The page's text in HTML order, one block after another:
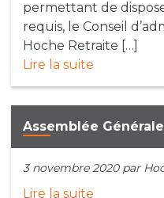
permettant de
requis, le Conseil
Hoche Retraite […]
Lire la suite
3 novembre 2020 par
Lire la suite